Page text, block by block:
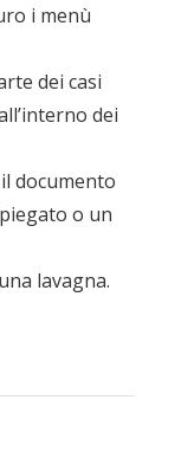
i menù
dei casi
dei
documento
o un
lavagna.